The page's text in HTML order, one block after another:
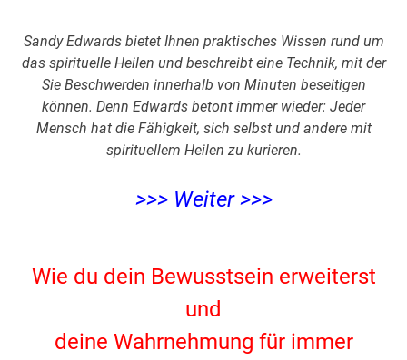
Sandy Edwards bietet Ihnen praktisches Wissen rund um
das spirituelle Heilen und beschreibt eine Technik, mit der
Sie Beschwerden innerhalb von Minuten beseitigen
können. Denn Edwards betont immer wieder: Jeder
Mensch hat die Fähigkeit, sich selbst und andere mit
spirituellem Heilen zu kurieren.
>>> Weiter >>>
Wie du dein Bewusstsein erweiterst
und
deine Wahrnehmung für immer